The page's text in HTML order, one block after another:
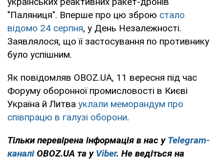
"Паляниця". Вперше про цю зброю стало
відомо 24 серпня, у День Незалежності.
Заявлялося, що її застосування по противнику
було успішним.
Як повідомляв OBOZ.UA, 11 вересня під час
Форуму оборонної промисловості в Києві
Україна й Литва уклали меморандум про
співпрацю в галузі оборони.
Тільки перевірена інформація в нас у Telegram-
каналі OBOZ.UA та у Viber. Не ведіться на